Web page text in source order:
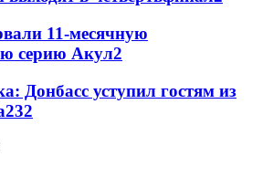
11-месячную
серию Акул2
Донбасс уступил гостям из
232